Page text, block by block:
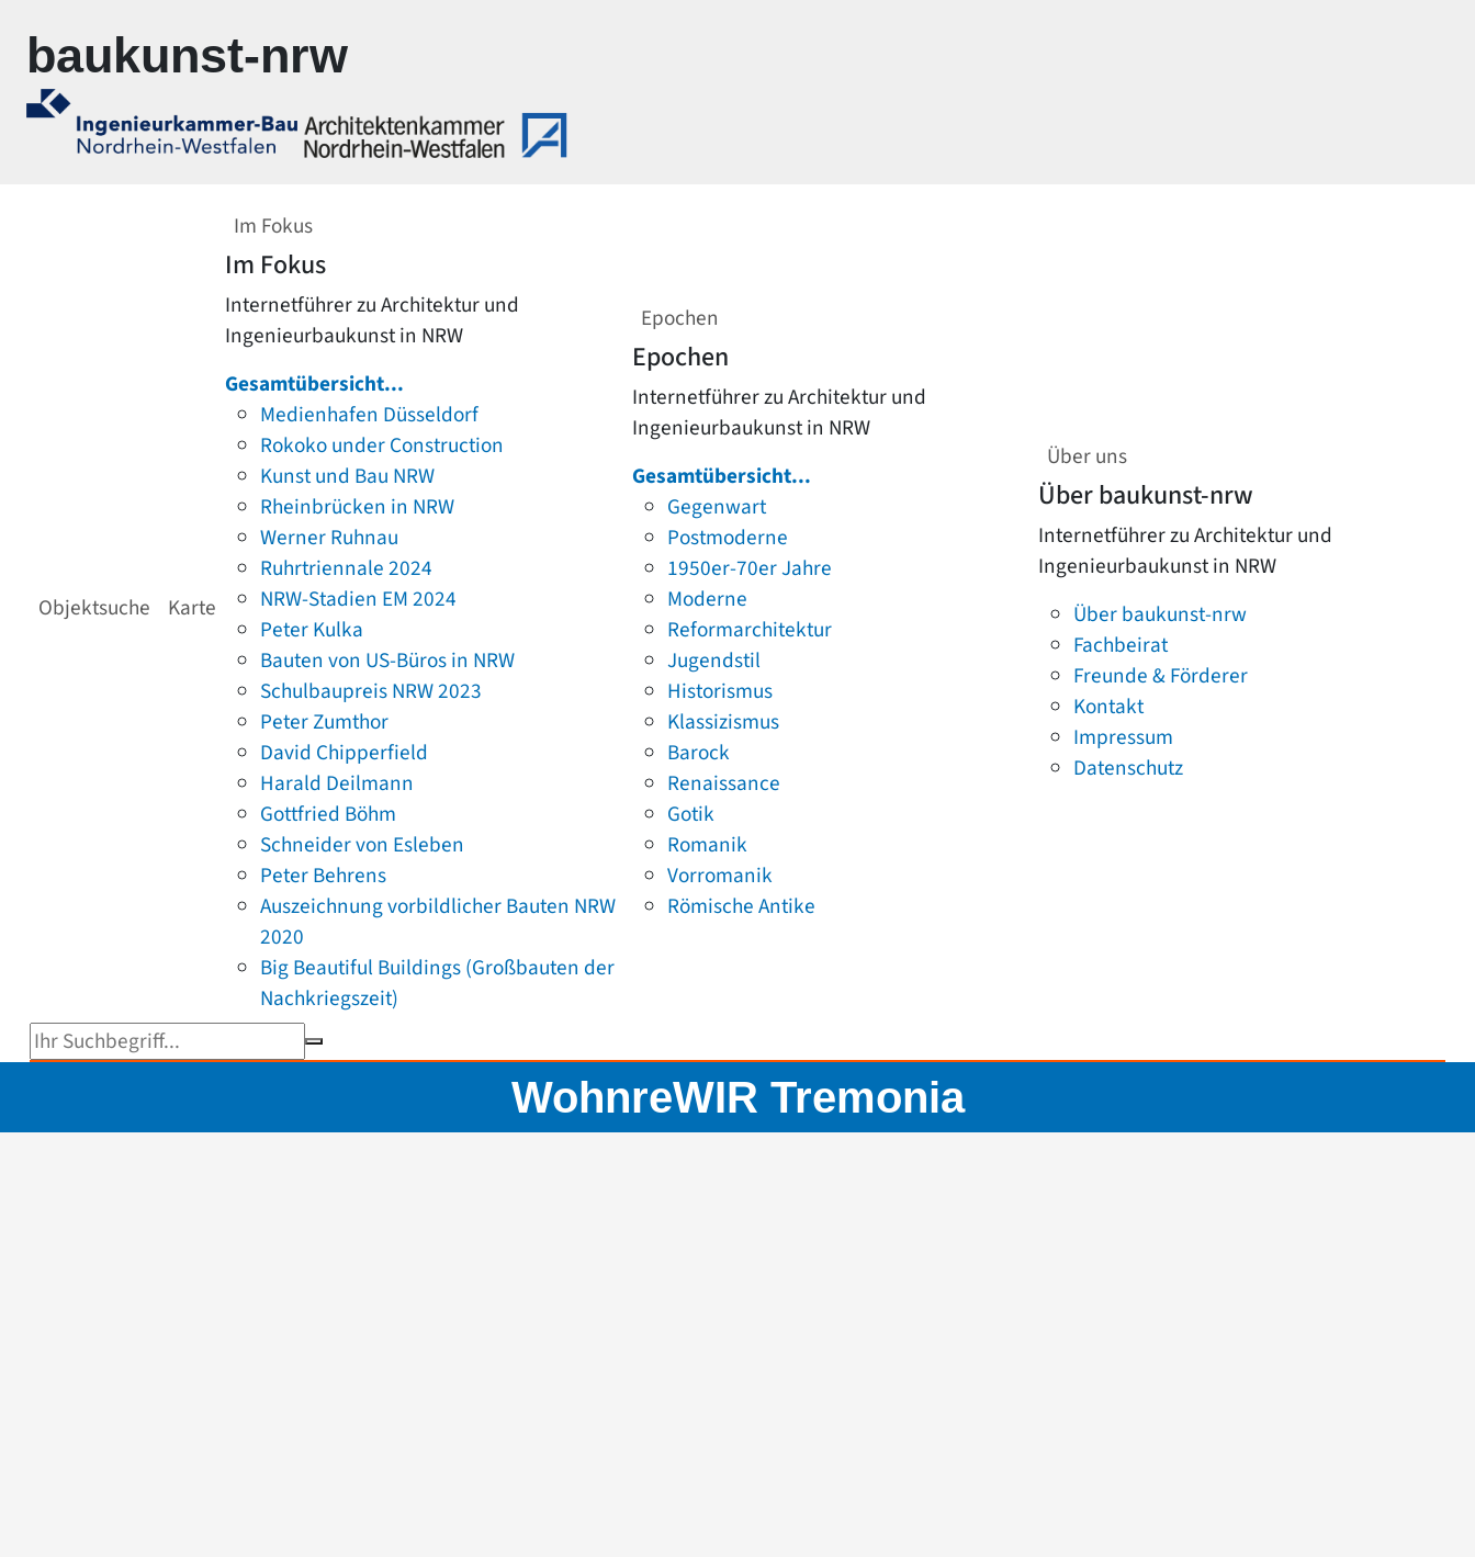
baukunst-nrw
Objektsuche Karte
Im Fokus
Im Fokus
Internetführer zu Architektur und
Ingenieurbaukunst in NRW
Gesamtübersicht...
Medienhafen Düsseldorf
Rokoko under Construction
Kunst und Bau NRW
Rheinbrücken in NRW
Werner Ruhnau
Ruhrtriennale 2024
NRW-Stadien EM 2024
Peter Kulka
Bauten von US-Büros in NRW
Schulbaupreis NRW 2023
Peter Zumthor
David Chipperfield
Harald Deilmann
Gottfried Böhm
Schneider von Esleben
Peter Behrens
Auszeichnung vorbildlicher Bauten NRW
2020
Big Beautiful Buildings (Großbauten der
Nachkriegszeit)
Epochen
Epochen
Internetführer zu Architektur und
Ingenieurbaukunst in NRW
Gesamtübersicht...
Gegenwart
Postmoderne
1950er-70er Jahre
Moderne
Reformarchitektur
Jugendstil
Historismus
Klassizismus
Barock
Renaissance
Gotik
Romanik
Vorromanik
Römische Antike
Über uns
Über baukunst-nrw
Internetführer zu Architektur und
Ingenieurbaukunst in NRW
Über baukunst-nrw
Fachbeirat
Freunde & Förderer
Kontakt
Impressum
Datenschutz
Suchbegriff eingeben
WohnreWIR Tremonia